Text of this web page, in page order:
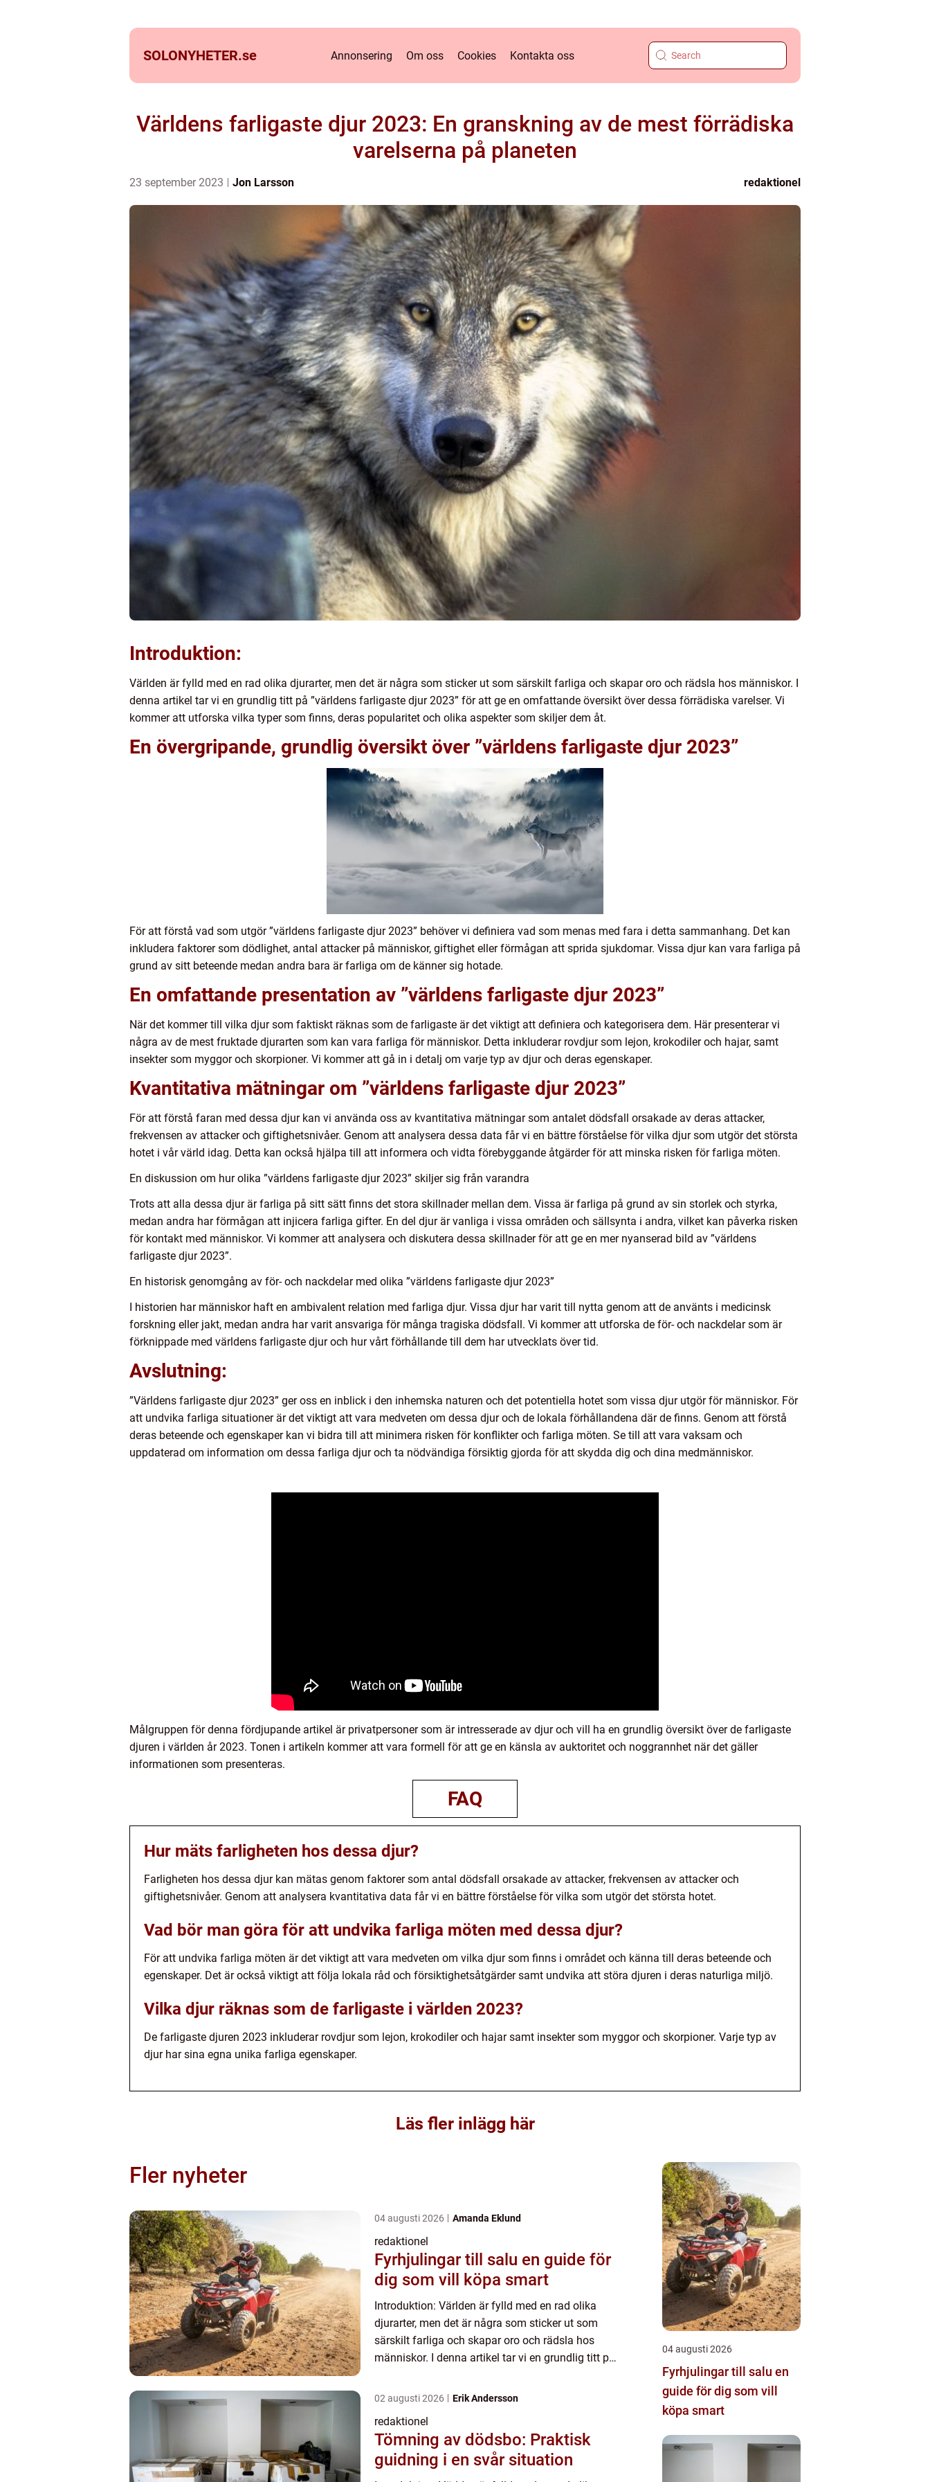
SOLONYHETER.se Annonsering Om oss Cookies Kontakta oss
Världens farligaste djur 2023: En granskning av de mest förrädiska
varelserna på planeten
23 september 2023 Jon Larsson redaktionel
Introduktion:
Världen är fylld med en rad olika djurarter, men det är några som sticker ut som särskilt farliga och skapar oro och rädsla hos människor. I
denna artikel tar vi en grundlig titt på ”världens farligaste djur 2023” för att ge en omfattande översikt över dessa förrädiska varelser. Vi
kommer att utforska vilka typer som finns, deras popularitet och olika aspekter som skiljer dem åt.
En övergripande, grundlig översikt över ”världens farligaste djur 2023”
För att förstå vad som utgör ”världens farligaste djur 2023” behöver vi definiera vad som menas med fara i detta sammanhang. Det kan
inkludera faktorer som dödlighet, antal attacker på människor, giftighet eller förmågan att sprida sjukdomar. Vissa djur kan vara farliga på
grund av sitt beteende medan andra bara är farliga om de känner sig hotade.
En omfattande presentation av ”världens farligaste djur 2023”
När det kommer till vilka djur som faktiskt räknas som de farligaste är det viktigt att definiera och kategorisera dem. Här presenterar vi
några av de mest fruktade djurarten som kan vara farliga för människor. Detta inkluderar rovdjur som lejon, krokodiler och hajar, samt
insekter som myggor och skorpioner. Vi kommer att gå in i detalj om varje typ av djur och deras egenskaper.
Kvantitativa mätningar om ”världens farligaste djur 2023”
För att förstå faran med dessa djur kan vi använda oss av kvantitativa mätningar som antalet dödsfall orsakade av deras attacker,
frekvensen av attacker och giftighetsnivåer. Genom att analysera dessa data får vi en bättre förståelse för vilka djur som utgör det största
hotet i vår värld idag. Detta kan också hjälpa till att informera och vidta förebyggande åtgärder för att minska risken för farliga möten.
En diskussion om hur olika ”världens farligaste djur 2023” skiljer sig från varandra
Trots att alla dessa djur är farliga på sitt sätt finns det stora skillnader mellan dem. Vissa är farliga på grund av sin storlek och styrka,
medan andra har förmågan att injicera farliga gifter. En del djur är vanliga i vissa områden och sällsynta i andra, vilket kan påverka risken
för kontakt med människor. Vi kommer att analysera och diskutera dessa skillnader för att ge en mer nyanserad bild av ”världens
farligaste djur 2023”.
En historisk genomgång av för- och nackdelar med olika ”världens farligaste djur 2023”
I historien har människor haft en ambivalent relation med farliga djur. Vissa djur har varit till nytta genom att de använts i medicinsk
forskning eller jakt, medan andra har varit ansvariga för många tragiska dödsfall. Vi kommer att utforska de för- och nackdelar som är
förknippade med världens farligaste djur och hur vårt förhållande till dem har utvecklats över tid.
Avslutning:
”Världens farligaste djur 2023” ger oss en inblick i den inhemska naturen och det potentiella hotet som vissa djur utgör för människor. För
att undvika farliga situationer är det viktigt att vara medveten om dessa djur och de lokala förhållandena där de finns. Genom att förstå
deras beteende och egenskaper kan vi bidra till att minimera risken för konflikter och farliga möten. Se till att vara vaksam och
uppdaterad om information om dessa farliga djur och ta nödvändiga försiktig gjorda för att skydda dig och dina medmänniskor.
Målgruppen för denna fördjupande artikel är privatpersoner som är intresserade av djur och vill ha en grundlig översikt över de farligaste
djuren i världen år 2023. Tonen i artikeln kommer att vara formell för att ge en känsla av auktoritet och noggrannhet när det gäller
informationen som presenteras.
FAQ
Hur mäts farligheten hos dessa djur?
Farligheten hos dessa djur kan mätas genom faktorer som antal dödsfall orsakade av attacker, frekvensen av attacker och
giftighetsnivåer. Genom att analysera kvantitativa data får vi en bättre förståelse för vilka som utgör det största hotet.
Vad bör man göra för att undvika farliga möten med dessa djur?
För att undvika farliga möten är det viktigt att vara medveten om vilka djur som finns i området och känna till deras beteende och
egenskaper. Det är också viktigt att följa lokala råd och försiktighetsåtgärder samt undvika att störa djuren i deras naturliga miljö.
Vilka djur räknas som de farligaste i världen 2023?
De farligaste djuren 2023 inkluderar rovdjur som lejon, krokodiler och hajar samt insekter som myggor och skorpioner. Varje typ av
djur har sina egna unika farliga egenskaper.
Läs fler inlägg här
Fler nyheter
04 augusti 2026 Amanda Eklund
redaktionel
Fyrhjulingar till salu en guide för
dig som vill köpa smart
Introduktion: Världen är fylld med en rad olika
djurarter, men det är några som sticker ut som
särskilt farliga och skapar oro och rädsla hos
människor. I denna artikel tar vi en grundlig titt på
02 augusti 2026 Erik Andersson
redaktionel
Tömning av dödsbo: Praktisk
guidning i en svår situation
04 augusti 2026
Fyrhjulingar till salu en
guide för dig som vill
köpa smart